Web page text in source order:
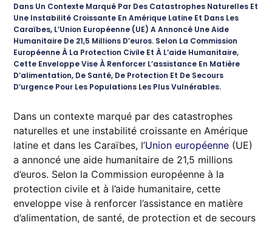
Dans Un Contexte Marqué Par Des Catastrophes Naturelles Et
Une Instabilité Croissante En Amérique Latine Et Dans Les
Caraïbes, L’Union Européenne (UE) A Annoncé Une Aide
Humanitaire De 21,5 Millions D’euros. Selon La Commission
Européenne À La Protection Civile Et À L’aide Humanitaire,
Cette Enveloppe Vise À Renforcer L’assistance En Matière
D’alimentation, De Santé, De Protection Et De Secours
D’urgence Pour Les Populations Les Plus Vulnérables.
Dans un contexte marqué par des catastrophes
naturelles et une instabilité croissante en Amérique
latine et dans les Caraïbes, l’Union européenne (UE)
a annoncé une aide humanitaire de 21,5 millions
d’euros. Selon la Commission européenne à la
protection civile et à l’aide humanitaire, cette
enveloppe vise à renforcer l’assistance en matière
d’alimentation, de santé, de protection et de secours